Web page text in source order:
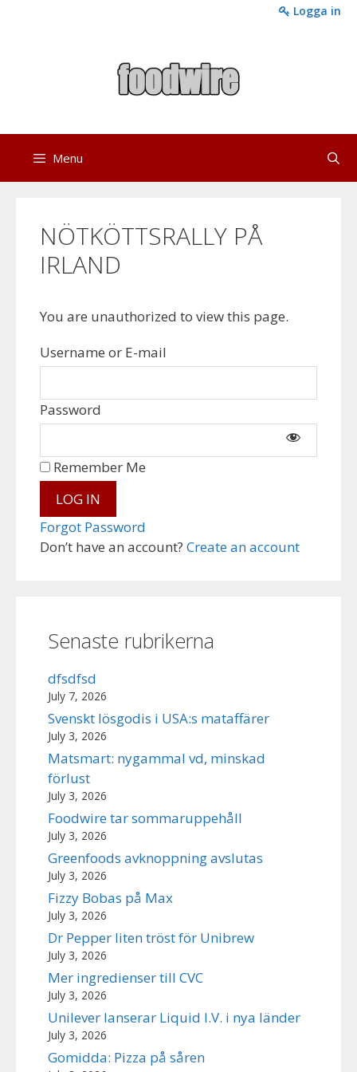
Logga in
Menu
NÖTKÖTTSRALLY PÅ
IRLAND
You are unauthorized to view this page.
Username or E-mail
Password
Don’t have an account? Create an account
Remember Me
Forgot Password
Senaste rubrikerna
dfsdfsd
July 7, 2026
Svenskt lösgodis i USA:s mataffärer
July 3, 2026
Matsmart: nygammal vd, minskad
förlust
July 3, 2026
Foodwire tar sommaruppehåll
July 3, 2026
Greenfoods avknoppning avslutas
July 3, 2026
Fizzy Bobas på Max
July 3, 2026
Dr Pepper liten tröst för Unibrew
July 3, 2026
Mer ingredienser till CVC
July 3, 2026
Unilever lanserar Liquid I.V. i nya länder
July 3, 2026
Gomidda: Pizza på såren